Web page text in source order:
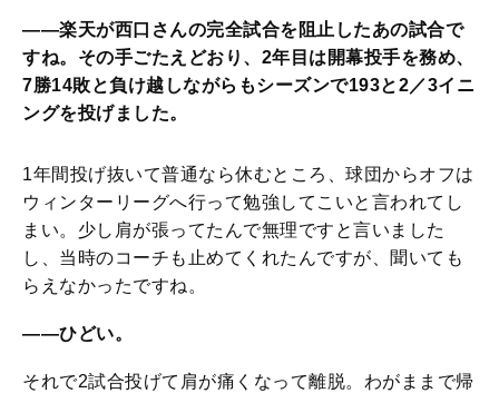
――楽天が西口さんの完全試合を阻止したあの試合で
すね。その手ごたえどおり、2年目は開幕投手を務め、
7勝14敗と負け越しながらもシーズンで193と2／3イニ
ングを投げました。
1年間投げ抜いて普通なら休むところ、球団からオフは
ウィンターリーグへ行って勉強してこいと言われてし
まい。少し肩が張ってたんで無理ですと言いました
し、当時のコーチも止めてくれたんですが、聞いても
らえなかったですね。
――ひどい。
それで2試合投げて肩が痛くなって離脱。わがままで帰